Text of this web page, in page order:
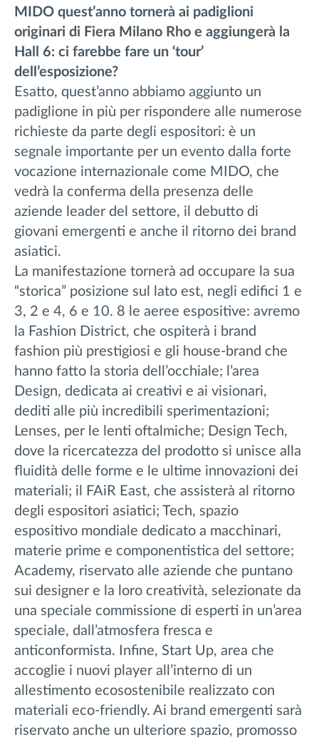
MIDO quest’anno tornerà ai padiglioni
originari di Fiera Milano Rho e aggiungerà la
Hall 6: ci farebbe fare un ‘tour’
dell’esposizione?
Esatto, quest’anno abbiamo aggiunto un
padiglione in più per rispondere alle numerose
richieste da parte degli espositori: è un
segnale importante per un evento dalla forte
vocazione internazionale come MIDO, che
vedrà la conferma della presenza delle
aziende leader del settore, il debutto di
giovani emergenti e anche il ritorno dei brand
asiatici.
La manifestazione tornerà ad occupare la sua
“storica” posizione sul lato est, negli edifici 1 e
3, 2 e 4, 6 e 10. 8 le aeree espositive: avremo
la Fashion District, che ospiterà i brand
fashion più prestigiosi e gli house-brand che
hanno fatto la storia dell’occhiale; l’area
Design, dedicata ai creativi e ai visionari,
dediti alle più incredibili sperimentazioni;
Lenses, per le lenti oftalmiche; Design Tech,
dove la ricercatezza del prodotto si unisce alla
fluidità delle forme e le ultime innovazioni dei
materiali; il FAiR East, che assisterà al ritorno
degli espositori asiatici; Tech, spazio
espositivo mondiale dedicato a macchinari,
materie prime e componentistica del settore;
Academy, riservato alle aziende che puntano
sui designer e la loro creatività, selezionate da
una speciale commissione di esperti in un’area
speciale, dall’atmosfera fresca e
anticonformista. Infine, Start Up, area che
accoglie i nuovi player all’interno di un
allestimento ecosostenibile realizzato con
materiali eco-friendly. Ai brand emergenti sarà
riservato anche un ulteriore spazio, promosso